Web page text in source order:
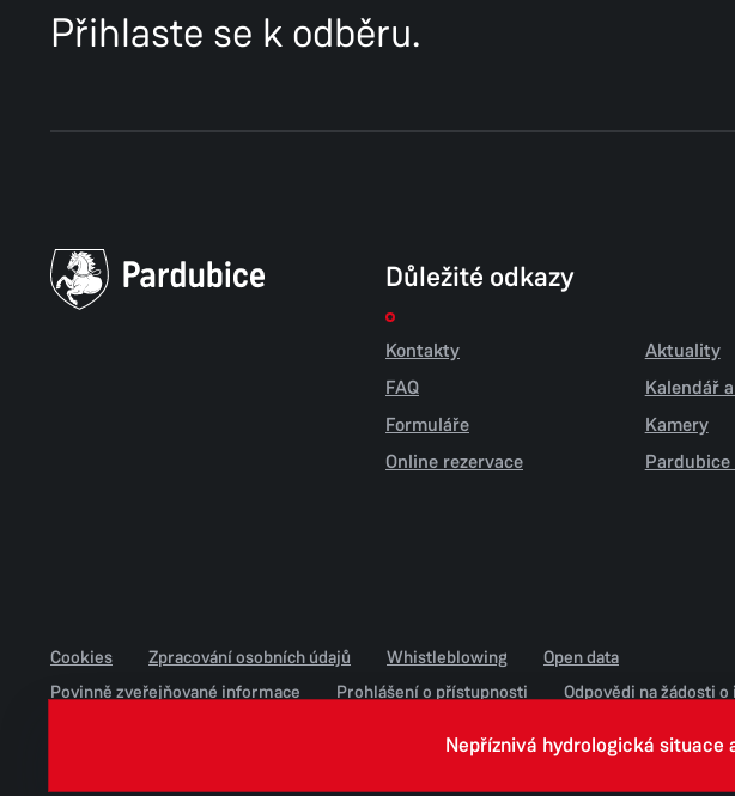
Přihlaste se k odběru.
Důležité odkazy
Kontakty
FAQ
Formuláře
Online rezervace
Aktuality
Kalendář
Kamery
Cookies Zpracování osobních údajů Whistleblowing
Open data
Povinně zveřejňované informace
Prohlášení o přístupnosti
Odpovědi na žádosti
Nepříznivá hydrologická situace